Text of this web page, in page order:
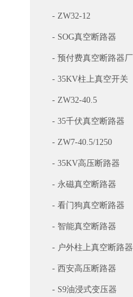
- ZW32-12
- SOG真空断路器
- 预付费真空断路器厂
- 35KV柱上真空开关
- ZW32-40.5
- 35千伏真空断路器
- ZW7-40.5/1250
- 35KV高压断路器
- 永磁真空断路器
- 看门狗真空断路器
- 智能真空断路器
- 户外柱上真空断路器
- 西安高压断路器
- S9油浸式变压器